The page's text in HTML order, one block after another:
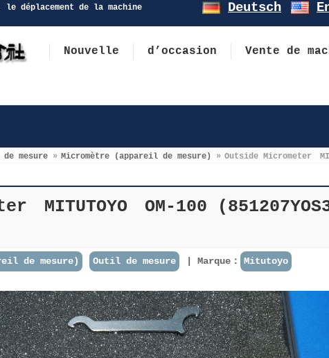
déplacement de la machine
Deutsch
Nouvelle d’occasion Vente de
mesure » Micromètre (appareil de mesure) » Outside Micrometer
MITUTOYO OM-100
de mesure) Outil de mesure Marque： Mitutoyo